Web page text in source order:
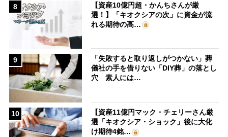
8
【資産10億円超・かんちさんが厳
選！】「キオクシアの次」に資金が流
れる期待の高…
9
「失敗すると取り返しがつかない」葬
儀社の手を借りない「DIY葬」の落とし
穴 素人には…
10
【資産11億円マック・チェリーさん厳
選「キオクシア・ショック」後に大化
け期待4銘…